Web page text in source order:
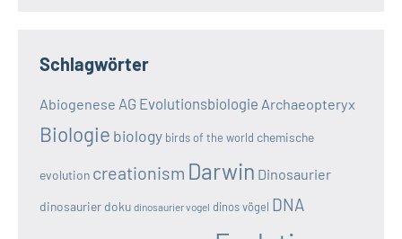
Schlagwörter
Abiogenese AG Evolutionsbiologie Archaeopteryx
Biologie biology birds of the world chemische
evolution creationism Darwin Dinosaurier
dinosaurier doku dinosaurier vogel dinos vögel DNA